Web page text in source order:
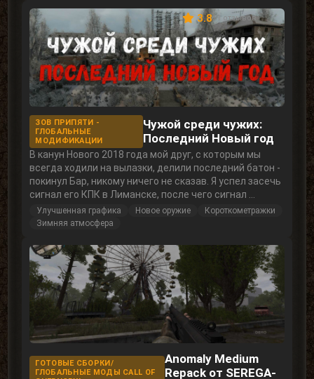
ЗОВ ПРИПЯТИ -
ГЛОБАЛЬНЫЕ
МОДИФИКАЦИИ
Чужой среди чужих:
Последний Новый год
В канун Нового 2018 года мой друг, с которым мы
всегда ходили на вылазки, делили последний батон -
покинул Бар, никому ничего не сказав. Я успел засечь
сигнал его КПК в Лиманске, после чего сигнал ...
Улучшенная графика Новое оружие
Короткометражки
Зимняя атмосфера
3.811 отзывов
ГОТОВЫЕ СБОРКИ/
ГЛОБАЛЬНЫЕ МОДЫ СALL OF
Anomaly Medium
Repack от SEREGA-